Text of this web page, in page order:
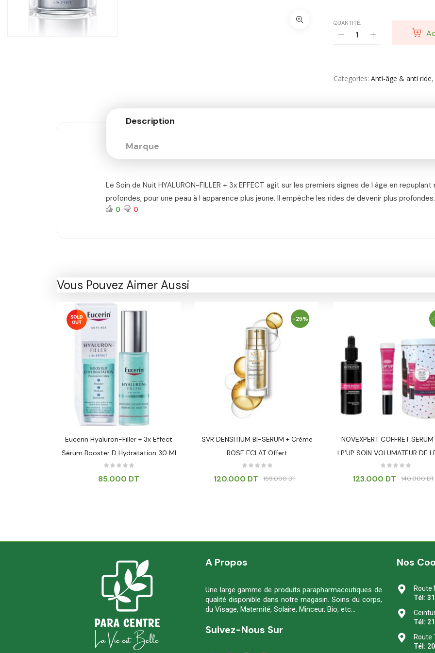
QUANTITÉ:
Categories Anti-âge & anti ride,
Description
Marque
Le Soin de Nuit HYALURON-FILLER + 3x EFFECT agit sur les premiers signes de l âge en
profondes, pour une peau à l apparence plus jeune. Il empêche les rides de devenir plus profondes.
0 0
Vous Pouvez Aimer Aussi
Eucerin Hyaluron-Filler + 3x Effect
Sérum Booster D Hydratation 30 Ml
85.000 DT
-25%
SVR DENSITIUM BI-SERUM + Crème
ROSE ECLAT Offert
159.000DT
120.000 DT
-
NOVEXPERT COFFRET
LP’UP SOIN VOLUMATEUR DE
140.000DT
123.000 DT
A Propos
Une large gamme de produits parapharmaceutiques de
qualité disponible dans notre magasin. Soins du corps,
du Visage, Maternité, Solaire, Minceur, Bio, etc…
Suivez-Nous Sur
Nos
Route
Tél:
Tél:
Route
Tél:
Shampooing & Masque & Aprés Shampooing
Vêtement Amincissant